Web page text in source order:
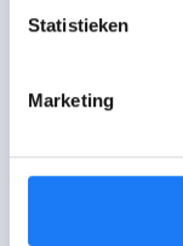
Statistieken
Marketing
Wat
te maken?